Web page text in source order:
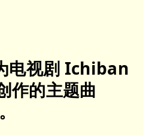
电视剧 Ichiban
作的主题曲